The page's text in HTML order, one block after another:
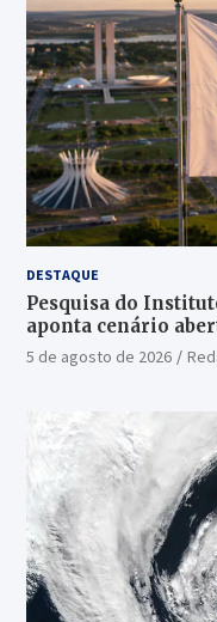
DESTAQUE
Pesquisa do
aponta cenário
5 de agosto de 2026